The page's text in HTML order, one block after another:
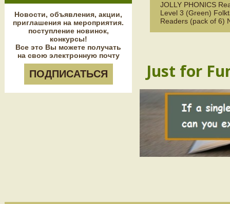
Новости, объявления, акции,
приглашения на мероприятия.
поступление новинок,
конкурсы!
Все это Вы можете получать
на свою электронную почту
ПОДПИСАТЬСЯ
JOLLY PHONICS
Level 3 (Green)
Readers (pack of 6)
Just for